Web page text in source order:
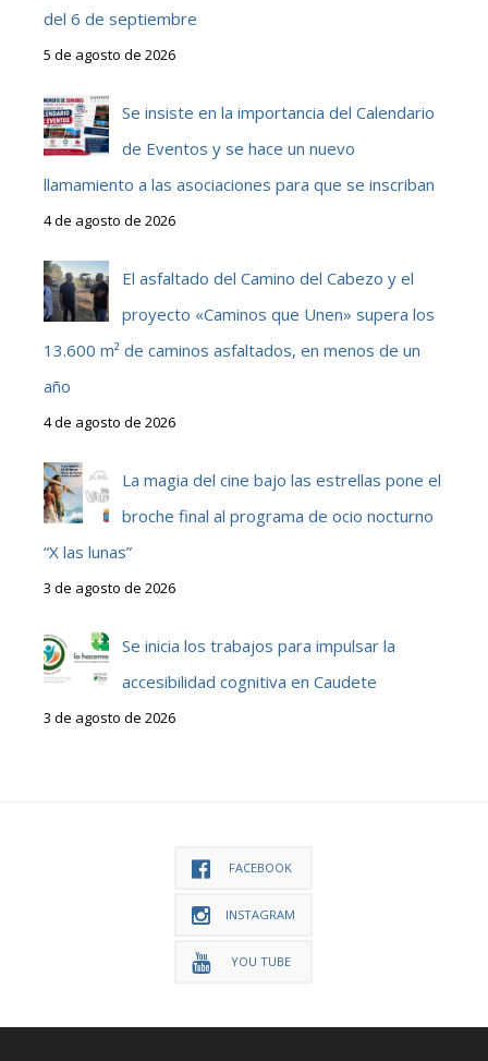
del 6 de septiembre
5 de agosto de 2026
Se insiste en la importancia del Calendario
de Eventos y se hace un nuevo
llamamiento a las asociaciones para que se inscriban
4 de agosto de 2026
El asfaltado del Camino del Cabezo y el
proyecto «Caminos que Unen» supera los
13.600 m² de caminos asfaltados, en menos de un
año
4 de agosto de 2026
La magia del cine bajo las estrellas pone el
broche final al programa de ocio nocturno
“X las lunas”
3 de agosto de 2026
Se inicia los trabajos para impulsar la
accesibilidad cognitiva en Caudete
3 de agosto de 2026
FACEBOOK
INSTAGRAM
YOU TUBE